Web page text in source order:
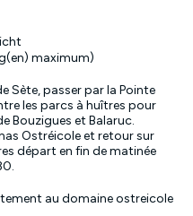
maximum)
Sète, passer par la Pointe
les parcs à huîtres pour
Bouzigues et Balaruc.
Ostréicole et retour sur
départ en fin de matinée
au domaine ostreicole